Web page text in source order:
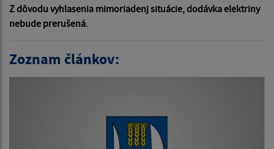
Z dôvodu vyhlasenia mimoriadenj situácie,dodávka elektriny
nebude prerušená.
Zoznam článkov: